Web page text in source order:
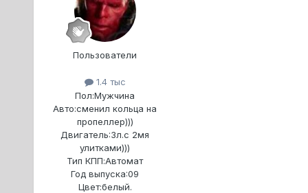
Пользователи
1.4 тыс
Пол:Мужчина
Авто:сменил кольца на
пропеллер)))
Двигатель:3л.с 2мя
улитками)))
Тип КПП:Автомат
Год выпуска:09
Цвет:белый.